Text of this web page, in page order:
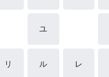
ユ
リ ル レ